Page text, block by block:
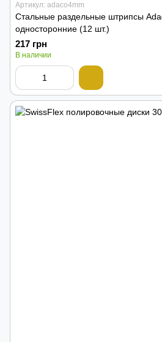
Артикул: adaco4mm
Стальные раздельные штрипсы
односторонние (12 шт.)
217 грн
В наличии